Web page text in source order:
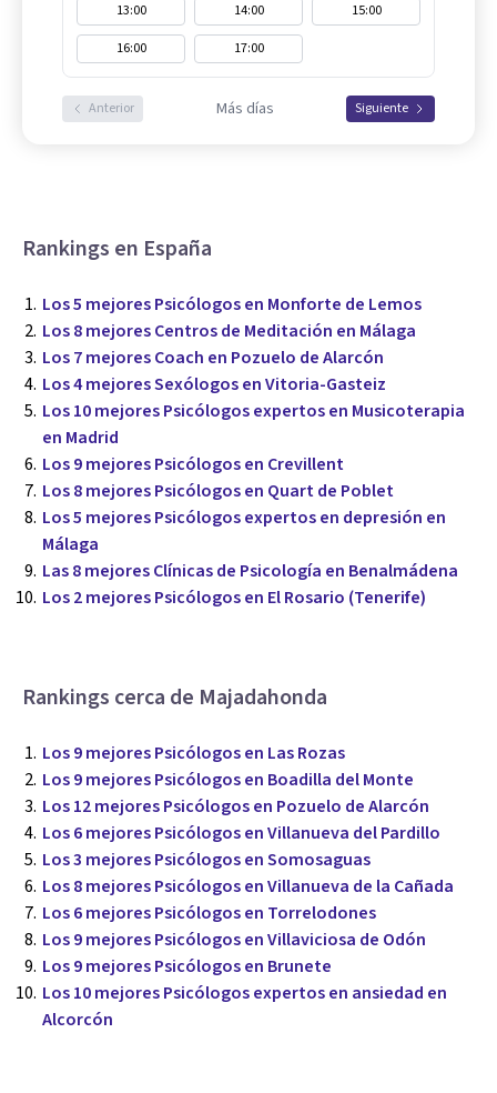
13:00 14:00
15:00
16:00
17:00
Anterior Más días Siguiente
Rankings en España
Los 5 mejores Psicólogos en Monforte de Lemos
Los 8 mejores Centros de Meditación en Málaga
Los 7 mejores Coach en Pozuelo de Alarcón
Los 4 mejores Sexólogos en Vitoria-Gasteiz
Los 10 mejores Psicólogos expertos en Musicoterapia
en Madrid
Los 9 mejores Psicólogos en Crevillent
Los 8 mejores Psicólogos en Quart de Poblet
Los 5 mejores Psicólogos expertos en depresión en
Málaga
Las 8 mejores Clínicas de Psicología en Benalmádena
Los 2 mejores Psicólogos en El Rosario (Tenerife)
Rankings cerca de Majadahonda
Los 9 mejores Psicólogos en Las Rozas
Los 9 mejores Psicólogos en Boadilla del Monte
Los 12 mejores Psicólogos en Pozuelo de Alarcón
Los 6 mejores Psicólogos en Villanueva del Pardillo
Los 3 mejores Psicólogos en Somosaguas
Los 8 mejores Psicólogos en Villanueva de la Cañada
Los 6 mejores Psicólogos en Torrelodones
Los 9 mejores Psicólogos en Villaviciosa de Odón
Los 9 mejores Psicólogos en Brunete
Los 10 mejores Psicólogos expertos en ansiedad en
Alcorcón